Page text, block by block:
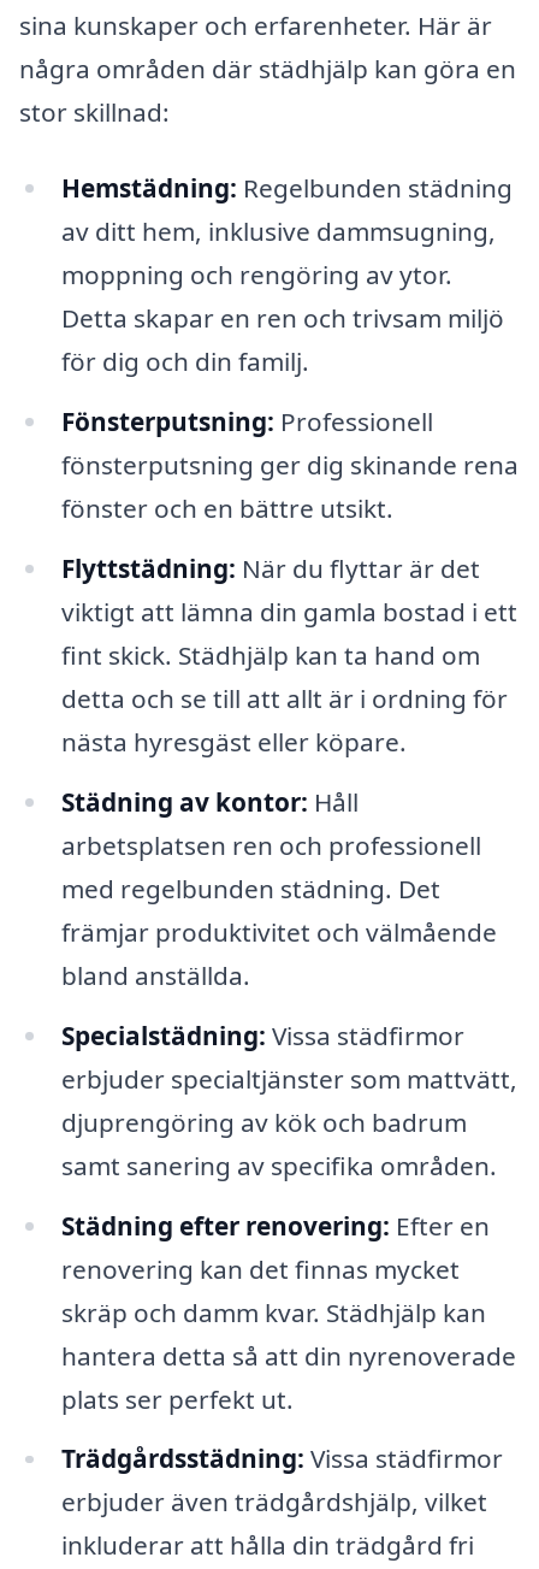
sina kunskaper och erfarenheter. Här är
några områden där städhjälp kan göra en
stor skillnad:
Hemstädning: Regelbunden städning
av ditt hem, inklusive dammsugning,
moppning och rengöring av ytor.
Detta skapar en ren och trivsam miljö
för dig och din familj.
Fönsterputsning: Professionell
fönsterputsning ger dig skinande rena
fönster och en bättre utsikt.
Flyttstädning: När du flyttar är det
viktigt att lämna din gamla bostad i ett
fint skick. Städhjälp kan ta hand om
detta och se till att allt är i ordning för
nästa hyresgäst eller köpare.
Städning av kontor: Håll
arbetsplatsen ren och professionell
med regelbunden städning. Det
främjar produktivitet och välmående
bland anställda.
Specialstädning: Vissa städfirmor
erbjuder specialtjänster som mattvätt,
djuprengöring av kök och badrum
samt sanering av specifika områden.
Städning efter renovering: Efter en
renovering kan det finnas mycket
skräp och damm kvar. Städhjälp kan
hantera detta så att din nyrenoverade
plats ser perfekt ut.
Trädgårdsstädning: Vissa städfirmor
erbjuder även trädgårdshjälp, vilket
inkluderar att hålla din trädgård fri